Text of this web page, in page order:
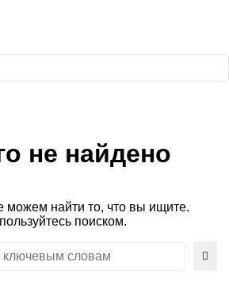
не найдено
можем найти то, что вы ищите.
поиском.